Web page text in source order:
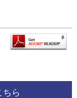
ちら